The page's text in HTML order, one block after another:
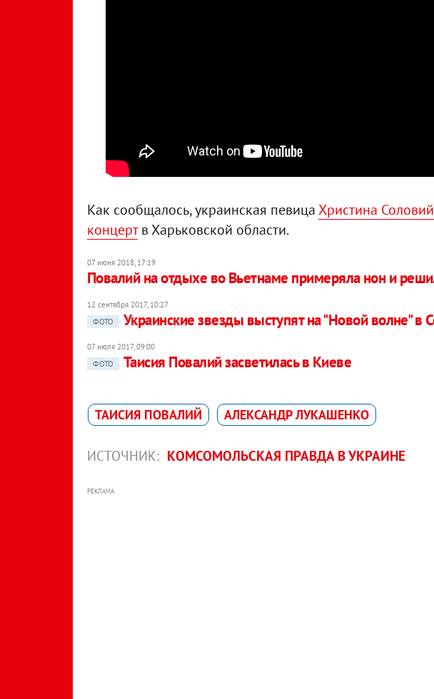
Как сообщалось, украинская певицаХристина
концертв Харьковской области.
07 июня 2018, 17:19
Повалий на отдыхе во Вьетнаме примеряла нон и
12 сентября 2017, 10:27
ФОТО
Украинские звезды выступят на "Новой волне" в
07 июля 2017, 09:00
ФОТО
Таисия Повалий засветилась в Киеве
ТАИСИЯ ПОВАЛИЙ АЛЕКСАНДР ЛУКАШЕНКО
ИСТОЧНИК: КОМСОМОЛЬСКАЯ ПРАВДА В УКРАИНЕ
РЕКЛАМА